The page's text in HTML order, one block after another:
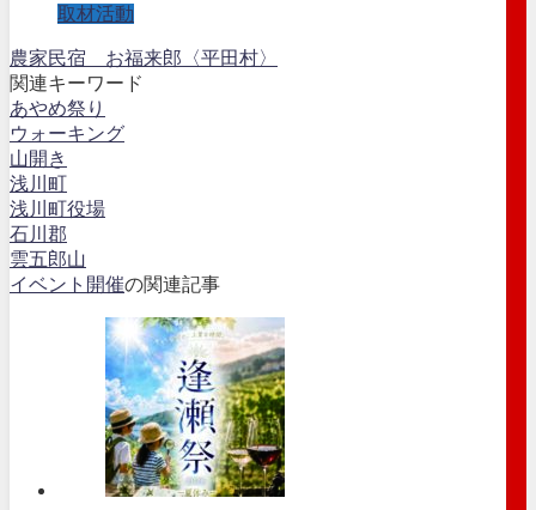
取材活動
農家民宿 お福来郎〈平田村〉
関連キーワード
あやめ祭り
ウォーキング
山開き
浅川町
浅川町役場
石川郡
雲五郎山
イベント開催の関連記事